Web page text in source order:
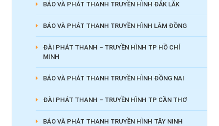
BÁO VÀ PHÁT THANH TRUYỀN HÌNH ĐĂK LĂK
BÁO VÀ PHÁT THANH TRUYỀN HÌNH LÂM ĐỒNG
ĐÀI PHÁT THANH – TRUYỀN HÌNH TP HỒ CHÍ
MINH
BÁO VÀ PHÁT THANH TRUYỀN HÌNH ĐỒNG NAI
ĐÀI PHÁT THANH – TRUYỀN HÌNH TP CẦN THƠ
BÁO VÀ PHÁT THANH TRUYỀN HÌNH TÂY NINH